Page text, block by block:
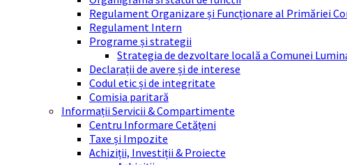
Regulament Organizare și Funcționare al Primăriei
Regulament Intern
Programe și strategii
Strategia de dezvoltare locală a Comunei
Declarații de avere și de interese
Codul etic și de integritate
Comisia paritară
Informații Servicii & Compartimente
Centru Informare Cetățeni
Taxe și Impozite
Achiziții, Investiții & Proiecte